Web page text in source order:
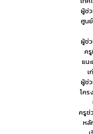
ผู้ช่
ศูน
ผู้ช่
ค
แน
เ
ผู้ช่
โคร
ครูช่
หลั